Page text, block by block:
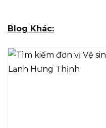
Blog Khác: